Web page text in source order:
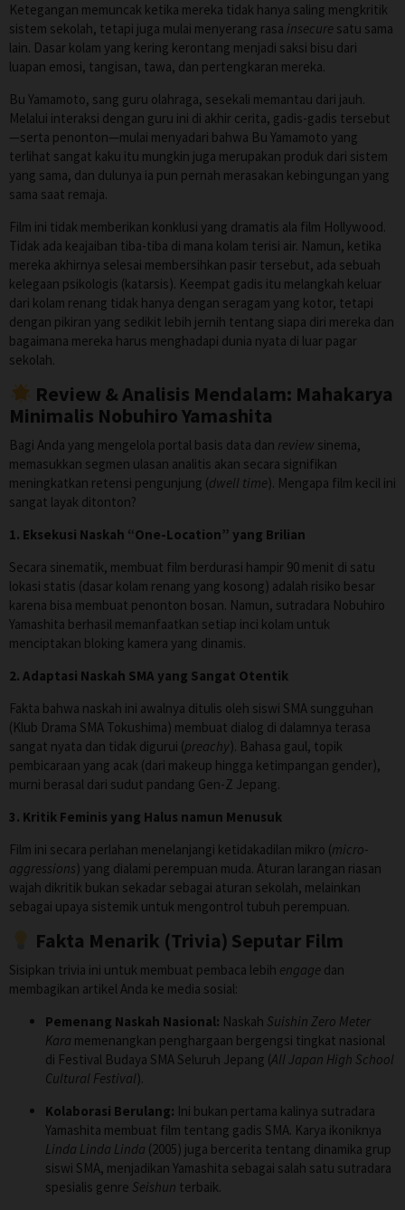
Ketegangan memuncak ketika mereka tidak hanya saling mengkritik
sistem sekolah, tetapi juga mulai menyerang rasa insecure satu sama
lain. Dasar kolam yang kering kerontang menjadi saksi bisu dari
luapan emosi, tangisan, tawa, dan pertengkaran mereka.
Bu Yamamoto, sang guru olahraga, sesekali memantau dari jauh.
Melalui interaksi dengan guru ini di akhir cerita, gadis-gadis tersebut
—serta penonton—mulai menyadari bahwa Bu Yamamoto yang
terlihat sangat kaku itu mungkin juga merupakan produk dari sistem
yang sama, dan dulunya ia pun pernah merasakan kebingungan yang
sama saat remaja.
Film ini tidak memberikan konklusi yang dramatis ala film Hollywood.
Tidak ada keajaiban tiba-tiba di mana kolam terisi air. Namun, ketika
mereka akhirnya selesai membersihkan pasir tersebut, ada sebuah
kelegaan psikologis (katarsis). Keempat gadis itu melangkah keluar
dari kolam renang tidak hanya dengan seragam yang kotor, tetapi
dengan pikiran yang sedikit lebih jernih tentang siapa diri mereka dan
bagaimana mereka harus menghadapi dunia nyata di luar pagar
sekolah.
Review & Analisis Mendalam: Mahakarya
Minimalis Nobuhiro Yamashita
Bagi Anda yang mengelola portal basis data dan review sinema,
memasukkan segmen ulasan analitis akan secara signifikan
meningkatkan retensi pengunjung (dwell time). Mengapa film kecil ini
sangat layak ditonton?
1. Eksekusi Naskah “One-Location” yang Brilian
Secara sinematik, membuat film berdurasi hampir 90 menit di satu
lokasi statis (dasar kolam renang yang kosong) adalah risiko besar
karena bisa membuat penonton bosan. Namun, sutradara Nobuhiro
Yamashita berhasil memanfaatkan setiap inci kolam untuk
menciptakan bloking kamera yang dinamis.
2. Adaptasi Naskah SMA yang Sangat Otentik
Fakta bahwa naskah ini awalnya ditulis oleh siswi SMA sungguhan
(Klub Drama SMA Tokushima) membuat dialog di dalamnya terasa
sangat nyata dan tidak digurui (preachy). Bahasa gaul, topik
pembicaraan yang acak (dari makeup hingga ketimpangan gender),
murni berasal dari sudut pandang Gen-Z Jepang.
3. Kritik Feminis yang Halus namun Menusuk
Film ini secara perlahan menelanjangi ketidakadilan mikro (micro-
aggressions) yang dialami perempuan muda. Aturan larangan riasan
wajah dikritik bukan sekadar sebagai aturan sekolah, melainkan
sebagai upaya sistemik untuk mengontrol tubuh perempuan.
Fakta Menarik (Trivia) Seputar Film
Sisipkan trivia ini untuk membuat pembaca lebih engage dan
membagikan artikel Anda ke media sosial:
Pemenang Naskah Nasional: Naskah Suishin Zero Meter
Kara memenangkan penghargaan bergengsi tingkat nasional
di Festival Budaya SMA Seluruh Jepang (All Japan High School
Cultural Festival).
Kolaborasi Berulang: Ini bukan pertama kalinya sutradara
Yamashita membuat film tentang gadis SMA. Karya ikoniknya
Linda Linda Linda (2005) juga bercerita tentang dinamika grup
siswi SMA, menjadikan Yamashita sebagai salah satu sutradara
spesialis genre Seishun terbaik.